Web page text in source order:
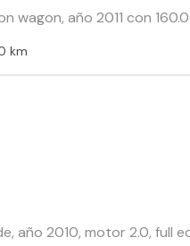
wagon, año 2011 con
km
año 2010, motor 2.0, full